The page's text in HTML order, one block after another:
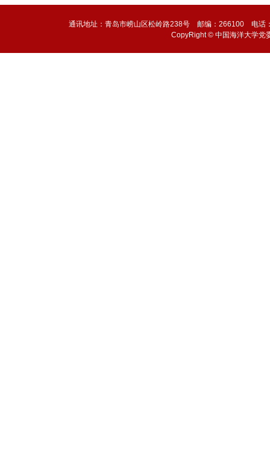
通讯地址：青岛市崂山区松岭路238号 邮编：266100 电
CopyRight © 中国海洋大学党